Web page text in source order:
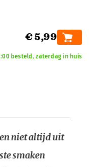
€ 5,99
besteld, zaterdag in huis
niet altijd uit
smaken